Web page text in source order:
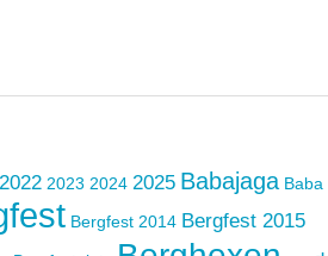
2022 2023 2024 2025 Babajaga Baba
Bergfest 2014 Bergfest 2015